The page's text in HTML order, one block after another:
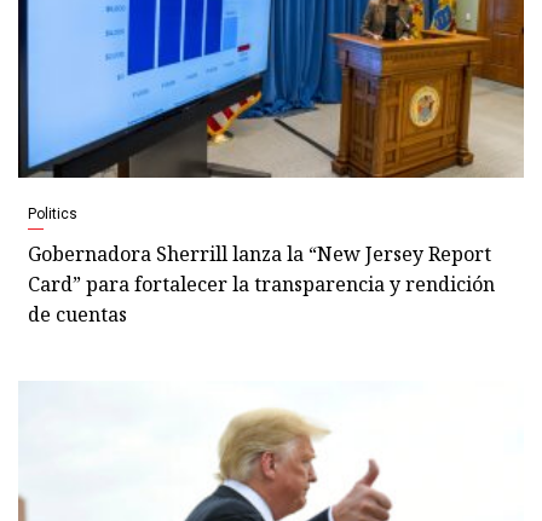
Politics
Gobernadora Sherrill lanza la “New Jersey Report
Card” para fortalecer la transparencia y rendición
de cuentas